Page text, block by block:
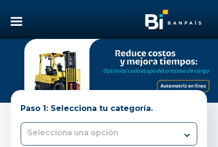
Paso 1: Selecciona tu categoría.